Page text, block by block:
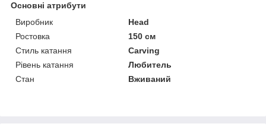
Основні атрибути
Виробник
Head
Ростовка
150 см
Стиль катання
Carving
Рівень катання
Любитель
Стан
Вживаний